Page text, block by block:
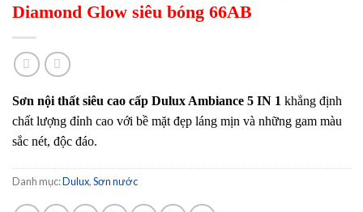
Diamond Glow siêu bóng 66AB
Sơn nội thất siêu cao cấp Dulux Ambiance 5 IN 1 khẳng định
chất lượng đỉnh cao với bề mặt đẹp láng mịn và những gam màu
sắc nét, độc đáo.
Danh mục:Dulux,Sơn nước